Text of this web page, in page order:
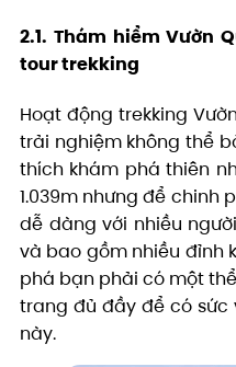
2.1. Thám hiểm Vườn
tour trekking
Hoạt động trekking
trải nghiệm không thể
thích khám phá thiên
1.039m nhưng để chinh
dễ dàng với nhiều
và bao gồm nhiều đỉnh
phá bạn phải có một
trang đủ đầy để có sức
này.